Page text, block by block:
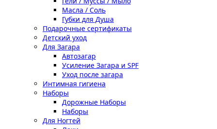
Масла / Соль
Губки для Душа
Подарочные сертификаты
Детский уход
Для Загара
Автозагар
Усиление Загара и SPF
Уход после загара
Интимная гигиена
Наборы
Дорожные Наборы
Наборы
Для Ногтей